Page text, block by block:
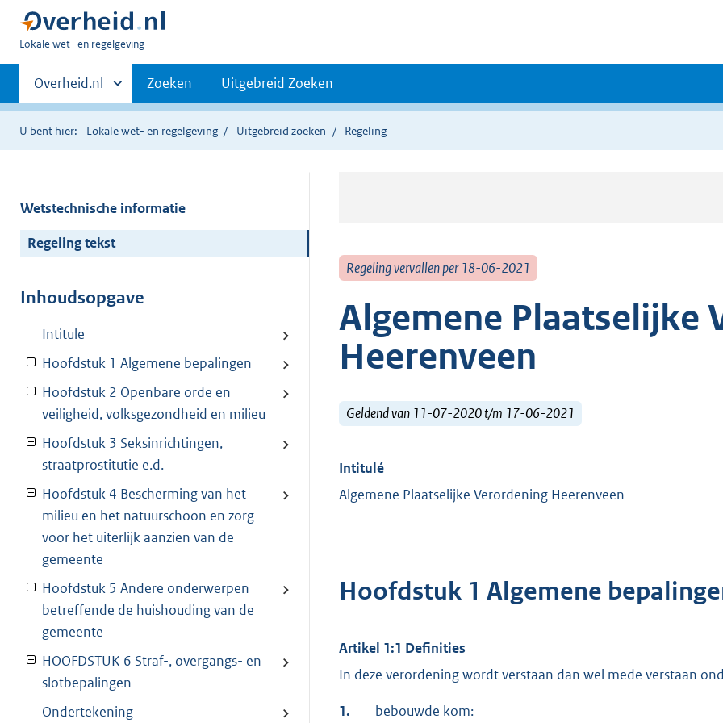
U
hier:
Lokale wet- en regelgeving
Primaire
navigatie
Andere
sites
binnen
Overheid.nl Zoeken Uitgebreid Zoeken
U bent hier: Lokale wet- en regelgeving Uitgebreid zoeken Regeling
Wetstechnische informatie
Regeling tekst
Inhoudsopgave
Intitule
Hoofdstuk 1 Algemene bepalingen
Hoofdstuk 2 Openbare orde en
veiligheid, volksgezondheid en milieu
Hoofdstuk 3 Seksinrichtingen,
straatprostitutie e.d.
Hoofdstuk 4 Bescherming van het
milieu en het natuurschoon en zorg
voor het uiterlijk aanzien van de
gemeente
Hoofdstuk 5 Andere onderwerpen
betreffende de huishouding van de
gemeente
HOOFDSTUK 6 Straf-, overgangs- en
slotbepalingen
Ondertekening
Regeling vervallen per 18-06-2021
Algemene Plaatselijke
Heerenveen
Geldend van 11-07-2020 t/m 17-06-2021
Intitulé
Algemene Plaatselijke Verordening Heerenveen
Hoofdstuk 1 Algemene
Artikel 1:1 Definities
In deze verordening wordt verstaan dan wel mede verstaan
1. bebouwde kom: